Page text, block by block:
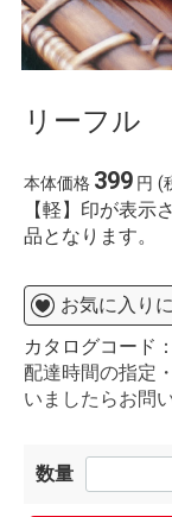
リーフル
本体価格 399 円 (
【軽】印が表示
品となります。
お気に入り
カタログコード：
配達時間の指定
いましたらお問
数量